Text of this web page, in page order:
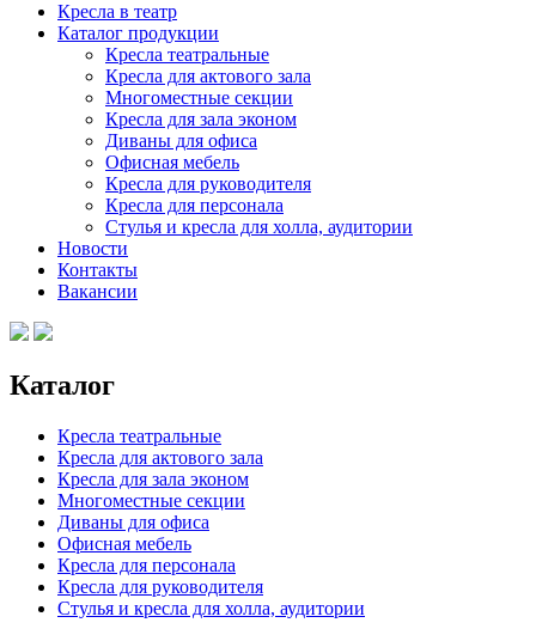
Кресла в театр
Каталог продукции
Кресла театральные
Кресла для актового зала
Многоместные секции
Кресла для зала эконом
Диваны для офиса
Офисная мебель
Кресла для руководителя
Кресла для персонала
Стулья и кресла для холла, аудитории
Новости
Контакты
Вакансии
Каталог
Кресла театральные
Кресла для актового зала
Кресла для зала эконом
Многоместные секции
Диваны для офиса
Офисная мебель
Кресла для персонала
Кресла для руководителя
Стулья и кресла для холла, аудитории